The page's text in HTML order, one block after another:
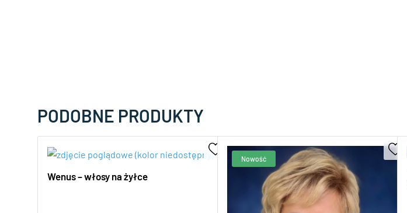
PODOBNE PRODUKTY
Wenus – włosy na żyłce